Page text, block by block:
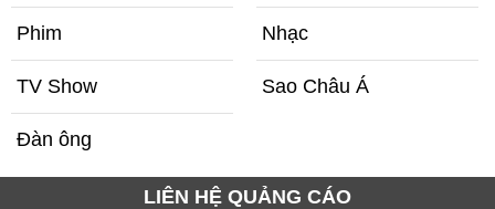
Phim Nhạc
TV Show Sao Châu Á
Đàn ông
LIÊN HỆ QUẢNG CÁO